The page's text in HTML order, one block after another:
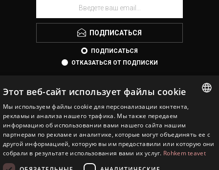
ПОДПИСАТЬСЯ
ПОДПИСАТЬСЯ
ОТКАЗАТЬСЯ ОТ ПОДПИСКИ
EESTI JUVEEL
ИНФОРМАЦИЯ
ENGLISH
RUSSIAN
Этот веб-сайт использует файлы cookie
Мы используем файлы cookie для персонализации контента,
рекламы и анализа нашего трафика. Мы также передаем
информацию об использовании вами нашего сайта нашим
партнерам по рекламе и аналитике, которые могут объединять ее с
другой информацией, которую вы им предоставили или которую они
собрали в результате использования вами их услуг. Rohkem teavet